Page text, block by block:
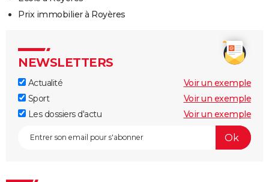
Prix immobilier à Royères
NEWSLETTERS
Actualité
Voir un exemple
Sport
Voir un exemple
Les dossiers d'actu
Voir un exemple